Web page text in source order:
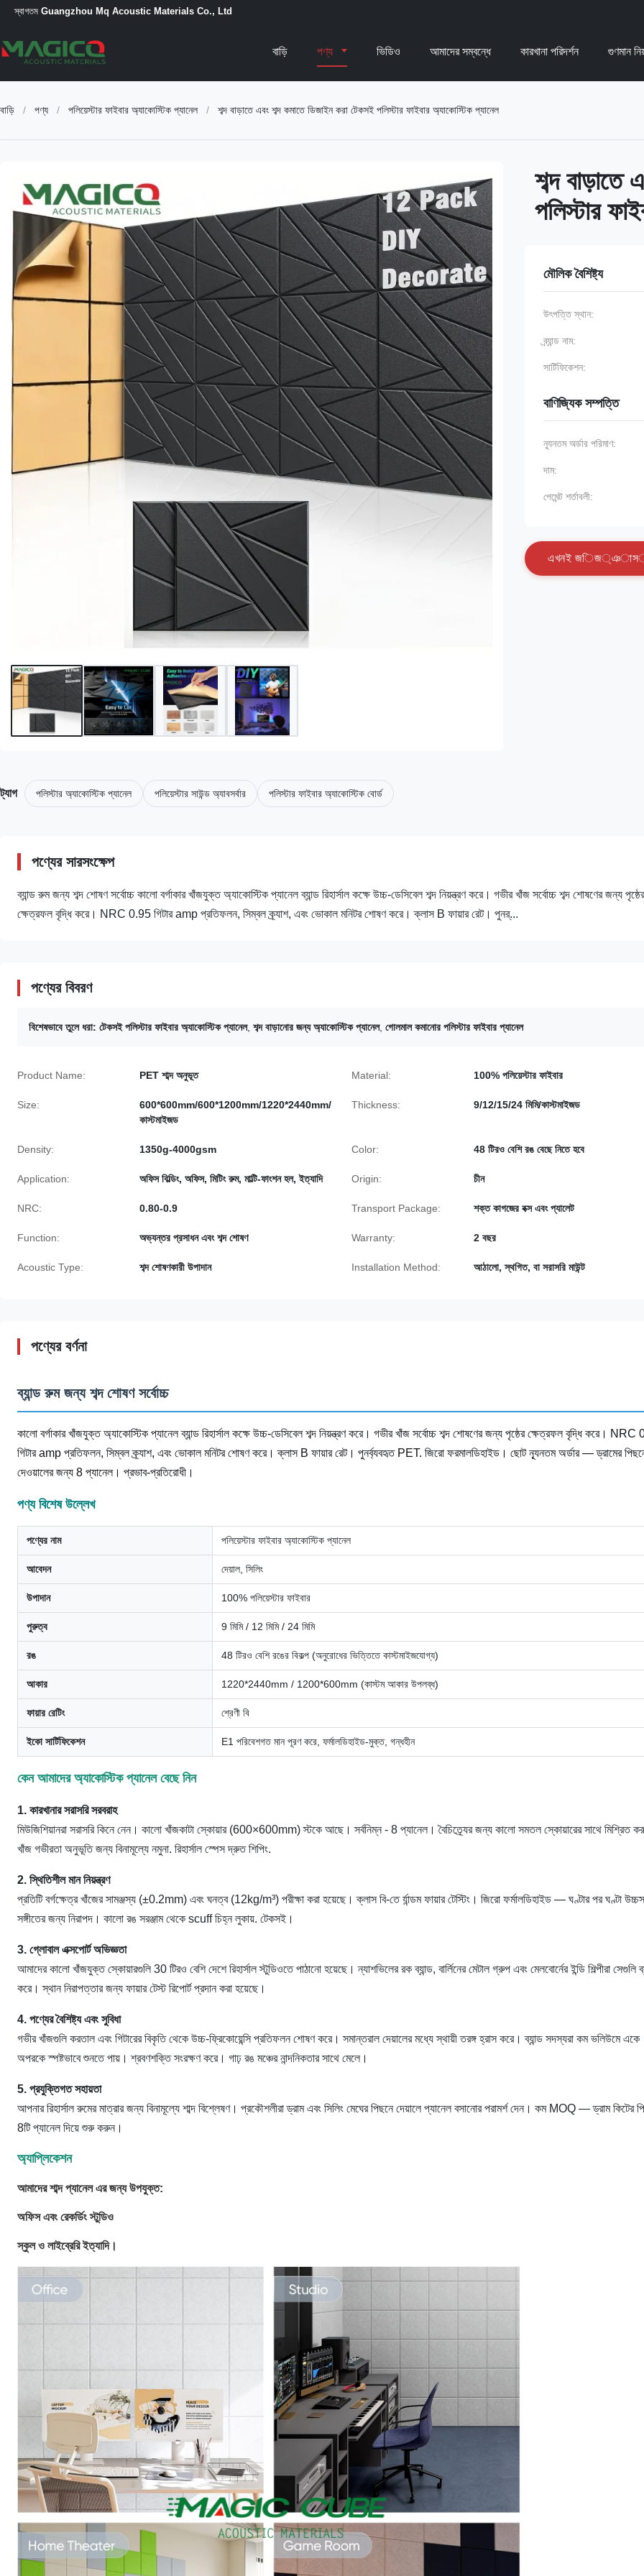
স্বাগতম Guangzhou Mq Acoustic Materials Co., Ltd
বাড়ি পণ্য ভিডিও আমাদের সম্বন্ধে কারখানা পরিদর্শন গুণমান
বাড়ি / পণ্য / পলিয়েস্টার ফাইবার অ্যাকোস্টিক প্যানেল / শব্দ বাড়াতে এবং শব্দ কমাতে ডিজাইন করা টেকসই পলিস্টার ফাইবার অ্যাকোস্টিক প্যানেল
শব্দ বাড়াতে
পলিস্টার
মৌলিক বৈশিষ্ট্য
উৎপত্তি স্থান:
ব্র্যান্ড নাম:
সার্টিফিকেশন:
বাণিজ্যিক সম্পত্তি
ন্যূনতম অর্ডার পরিমাণ:
দাম:
পেমেন্ট শর্তাবলী:
এখনই জিজ্ঞাস
ট্যাগ পলিস্টার অ্যাকোস্টিক প্যানেল পলিয়েস্টার সাউন্ড অ্যাবসর্বার পলিস্টার ফাইবার অ্যাকোস্টিক বোর্ড
পণ্যের সারসংক্ষেপ
ব্যান্ড রুম জন্য শব্দ শোষণ সর্বোচ্চ কালো বর্গাকার খাঁজযুক্ত অ্যাকোস্টিক প্যানেল ব্যান্ড রিহার্সাল কক্ষে উচ্চ-ডেসিবেল শব্দ নিয়ন্ত্রণ করে। গভীর খাঁজ সর্বোচ্চ শব্দ শোষণের জন্য পৃষ্ঠের
ক্ষেত্রফল বৃদ্ধি করে। NRC 0.95 গিটার amp প্রতিফলন, সিম্বল ক্র্যাশ, এবং ভোকাল মনিটর শোষণ করে। ক্লাস B ফায়ার রেট। পুনর্...
পণ্যের বিবরণ
বিশেষভাবে তুলে ধরা: টেকসই পলিস্টার ফাইবার অ্যাকোস্টিক প্যানেল, শব্দ বাড়ানোর জন্য অ্যাকোস্টিক প্যানেল, গোলমাল কমানোর পলিস্টার ফাইবার প্যানেল
Product Name: PET শাব্দ অনুভূত Material: 100% পলিয়েস্টার ফাইবার
Size:
600*600mm/600*1200mm/1220*2440mm/
কাস্টমাইজড
Thickness: 9/12/15/24 মিমি/কাস্টমাইজড
Density: 1350g-4000gsm Color: 48 টিরও বেশি রঙ বেছে নিতে হবে
Application: অফিস বিল্ডিং, অফিস, মিটিং রুম, মাল্টি-ফাংশন হল, ইত্যাদি Origin: চীন
NRC: 0.80-0.9 Transport Package: শক্ত কাগজের বক্স এবং প্যালেট
Function: অভ্যন্তর প্রসাধন এবং শব্দ শোষণ Warranty: 2 বছর
Acoustic Type: শব্দ শোষণকারী উপাদান Installation Method: আঠালো, স্থগিত, বা সরাসরি মাউন্ট
পণ্যের বর্ণনা
ব্যান্ড রুম জন্য শব্দ শোষণ সর্বোচ্চ
কালো বর্গাকার খাঁজযুক্ত অ্যাকোস্টিক প্যানেল ব্যান্ড রিহার্সাল কক্ষে উচ্চ-ডেসিবেল শব্দ নিয়ন্ত্রণ করে। গভীর খাঁজ সর্বোচ্চ শব্দ শোষণের জন্য পৃষ্ঠের ক্ষেত্রফল বৃদ্ধি করে।
গিটার amp প্রতিফলন, সিম্বল ক্র্যাশ, এবং ভোকাল মনিটর শোষণ করে। ক্লাস B ফায়ার রেট। পুনর্ব্যবহৃত PET. জিরো ফরমালডিহাইড। ছোট ন্যূনতম অর্ডার — ড্রামের
দেওয়ালের জন্য 8 প্যানেল। প্রভাব-প্রতিরোধী।
পণ্য বিশেষ উল্লেখ
পণ্যের নাম পলিয়েস্টার ফাইবার অ্যাকোস্টিক প্যানেল
আবেদন দেয়াল, সিলিং
উপাদান 100% পলিয়েস্টার ফাইবার
পুরুত্ব 9 মিমি / 12 মিমি / 24 মিমি
রঙ 48 টিরও বেশি রঙের বিকল্প (অনুরোধের ভিত্তিতে কাস্টমাইজযোগ্য)
আকার 1220*2440mm / 1200*600mm (কাস্টম আকার উপলব্ধ)
ফায়ার রেটিং শ্রেণী বি
ইকো সার্টিফিকেশন E1 পরিবেশগত মান পূরণ করে, ফর্মালডিহাইড-মুক্ত, গন্ধহীন
কেন আমাদের অ্যাকোস্টিক প্যানেল বেছে নিন
1. কারখানার সরাসরি সরবরাহ
মিউজিশিয়ানরা সরাসরি কিনে নেন। কালো খাঁজকাটা স্কোয়ার (600×600mm) স্টকে আছে। সর্বনিম্ন - 8 প্যানেল। বৈচিত্র্যের জন্য কালো সমতল স্কোয়ারের সাথে মিশ্রিত
খাঁজ গভীরতা অনুভূতি জন্য বিনামূল্যে নমুনা. রিহার্সাল স্পেস দ্রুত শিপিং.
2. স্থিতিশীল মান নিয়ন্ত্রণ
প্রতিটি বর্গক্ষেত্র খাঁজের সামঞ্জস্য (±0.2mm) এবং ঘনত্ব (12kg/m³) পরীক্ষা করা হয়েছে। ক্লাস বি-তে র্যান্ডম ফায়ার টেস্টিং। জিরো ফর্মালডিহাইড — ঘণ্টার পর ঘণ্টা
সঙ্গীতের জন্য নিরাপদ। কালো রঙ সরঞ্জাম থেকে scuff চিহ্ন লুকায়. টেকসই।
3. গ্লোবাল এক্সপোর্ট অভিজ্ঞতা
আমাদের কালো খাঁজযুক্ত স্কোয়ারগুলি 30 টিরও বেশি দেশে রিহার্সাল স্টুডিওতে পাঠানো হয়েছে। ন্যাশভিলের রক ব্যান্ড, বার্লিনের মেটাল গ্রুপ এবং মেলবোর্নের ইন্ডি শিল্পীরা সেগুলি
করে। স্থান নিরাপত্তার জন্য ফায়ার টেস্ট রিপোর্ট প্রদান করা হয়েছে।
4. পণ্যের বৈশিষ্ট্য এবং সুবিধা
গভীর খাঁজগুলি করতাল এবং গিটারের বিকৃতি থেকে উচ্চ-ফ্রিকোয়েন্সি প্রতিফলন শোষণ করে। সমান্তরাল দেয়ালের মধ্যে স্থায়ী তরঙ্গ হ্রাস করে। ব্যান্ড সদস্যরা কম ভলিউমে একে
অপরকে স্পষ্টভাবে শুনতে পায়। শ্রবণশক্তি সংরক্ষণ করে। গাঢ় রঙ মঞ্চের নান্দনিকতার সাথে মেলে।
5. প্রযুক্তিগত সহায়তা
আপনার রিহার্সাল রুমের মাত্রার জন্য বিনামূল্যে শাব্দ বিশ্লেষণ। প্রকৌশলীরা ড্রাম এবং সিলিং মেঘের পিছনে দেয়ালে প্যানেল বসানোর পরামর্শ দেন। কম MOQ — ড্রাম কিটের
8টি প্যানেল দিয়ে শুরু করুন।
অ্যাপ্লিকেশন
আমাদের শাব্দ প্যানেল এর জন্য উপযুক্ত:
অফিস এবং রেকর্ডিং স্টুডিও
স্কুল ও লাইব্রেরি ইত্যাদি।